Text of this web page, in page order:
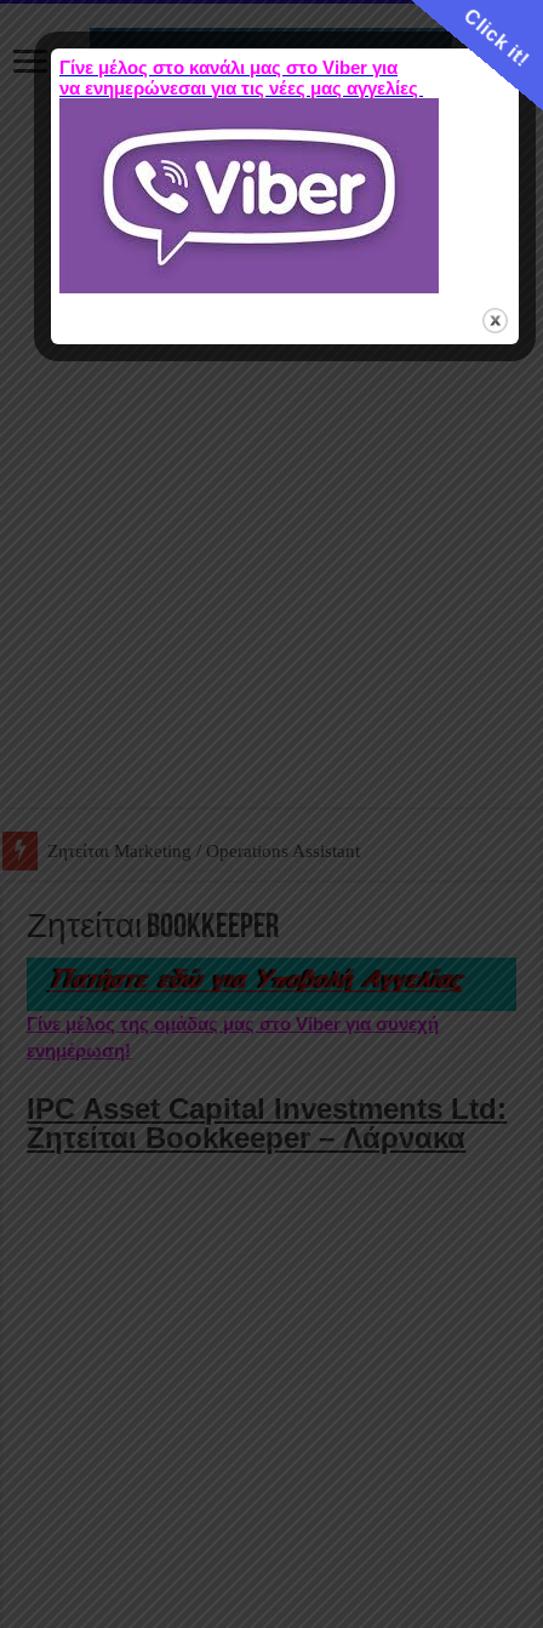
Ζητείται Βοηθός Αποθήκης σε Φαρμακείο
Ζητείται Bookkeeper
Γίνε μέλος της ομάδας μας στο Viber για συνεχή
ενημέρωση!
IPC Asset Capital Investments Ltd:
Ζητείται Bookkeeper – Λάρνακα
Click it!
Γίνε μέλος στο κανάλι μας στο Viber για
να ενημερώνεσαι για τις νέες μας αγγελίες